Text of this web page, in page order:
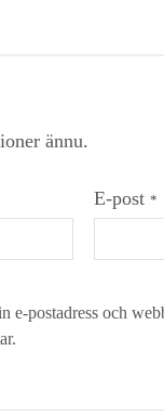
ännu.
E-post *
e-postadress och